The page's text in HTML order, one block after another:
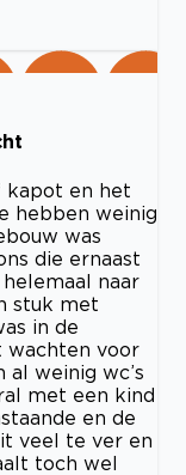
kapot en het
hebben weinig
was
die ernaast
naar
stuk met
in de
wachten voor
al weinig wc’s
met een kind
en de
veel te ver en
toch wel